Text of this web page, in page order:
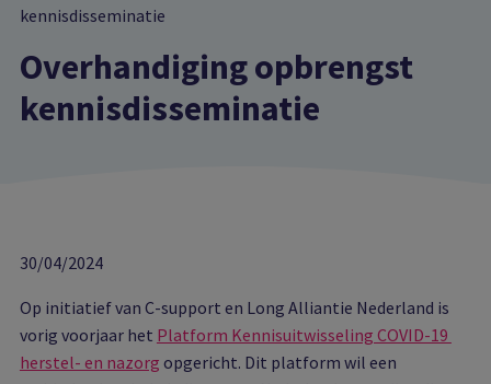
kennisdisseminatie
Overhandiging opbrengst
kennisdisseminatie
30/04/2024
Op initiatief van C-support en Long Alliantie Nederland is
vorig voorjaar het Platform Kennisuitwisseling COVID-19
herstel- en nazorg opgericht. Dit platform wil een